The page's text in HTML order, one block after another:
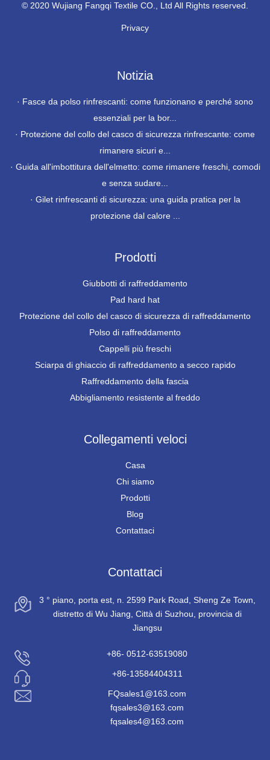
© 2020 Wujiang Fangqi Textile CO., Ltd All Rights reserved.
Privacy
Notizia
· Fasce da polso rinfrescanti: come funzionano e perché sono
essenziali per la bor...
· Protezione del collo del casco di sicurezza rinfrescante: come
rimanere sicuri e...
· Guida all'imbottitura dell'elmetto: come rimanere freschi, comodi
e senza sudare...
· Gilet rinfrescanti di sicurezza: una guida pratica per la
protezione dal calore ...
Prodotti
Giubbotti di raffreddamento
Pad hard hat
Protezione del collo del casco di sicurezza di raffreddamento
Polso di raffreddamento
Cappelli più freschi
Sciarpa di ghiaccio di raffreddamento a secco rapido
Raffreddamento della fascia
Abbigliamento resistente al freddo
Collegamenti veloci
Casa
Chi siamo
Prodotti
Blog
Contattaci
Contattaci
3 ° piano, porta est, n. 2599 Park Road, Sheng Ze Town,
distretto di Wu Jiang, Città di Suzhou, provincia di
Jiangsu
+86- 0512-63519080
+86-13584404311
FQsales1@163.com
fqsales3@163.com
fqsales4@163.com